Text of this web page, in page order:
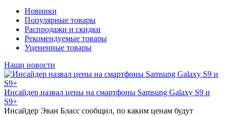
Новинки
Популярные товары
Распродажи и скидки
Рекомендуемые товары
Уцененные товары
Наши новости
Инсайдер назвал цены на смартфоны Samsung Galaxy S9 и
S9+
Инсайдер Эван Бласс сообщил, по каким ценам будут